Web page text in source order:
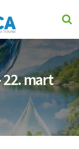
mart